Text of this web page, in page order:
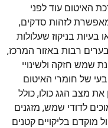
האיטום עוד לפני
לזהות סדקים,
בעיות בניקוז שעלולות
רבות באזור המרכז,
שמש חזקה ולשינויי
של חומרי האיטום
מצב הגג כולו, כולל
לדודי שמש, מזגנים
מוקדם בליקויים קטנים